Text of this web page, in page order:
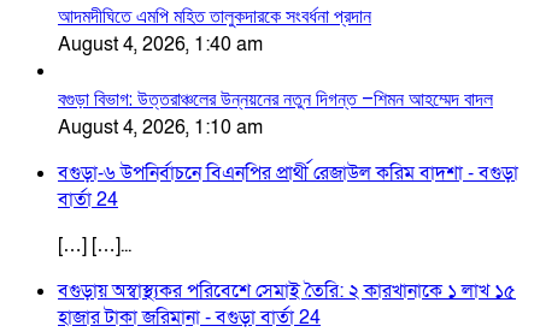
আদমদীঘিতে এমপি মহিত তালুকদারকে সংবর্ধনা প্রদান
August 4, 2026, 1:40 am
বগুড়া বিভাগ: উত্তরাঞ্চলের উন্নয়নের নতুন দিগন্ত –শিমন আহম্মেদ বাদল
August 4, 2026, 1:10 am
বগুড়া-৬ উপনির্বাচনে বিএনপির প্রার্থী রেজাউল করিম বাদশা - বগুড়া
বার্তা 24
[…] […]...
বগুড়ায় অস্বাস্থ্যকর পরিবেশে সেমাই তৈরি: ২ কারখানাকে ১ লাখ ১৫
হাজার টাকা জরিমানা - বগুড়া বার্তা 24